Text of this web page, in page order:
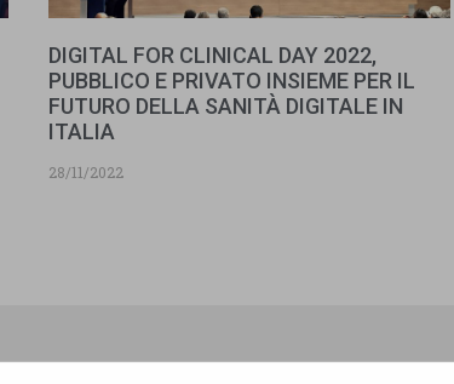
DIGITAL FOR CLINICAL DAY 2022,
PUBBLICO E PRIVATO INSIEME PER IL
FUTURO DELLA SANITÀ DIGITALE IN
ITALIA
28/11/2022